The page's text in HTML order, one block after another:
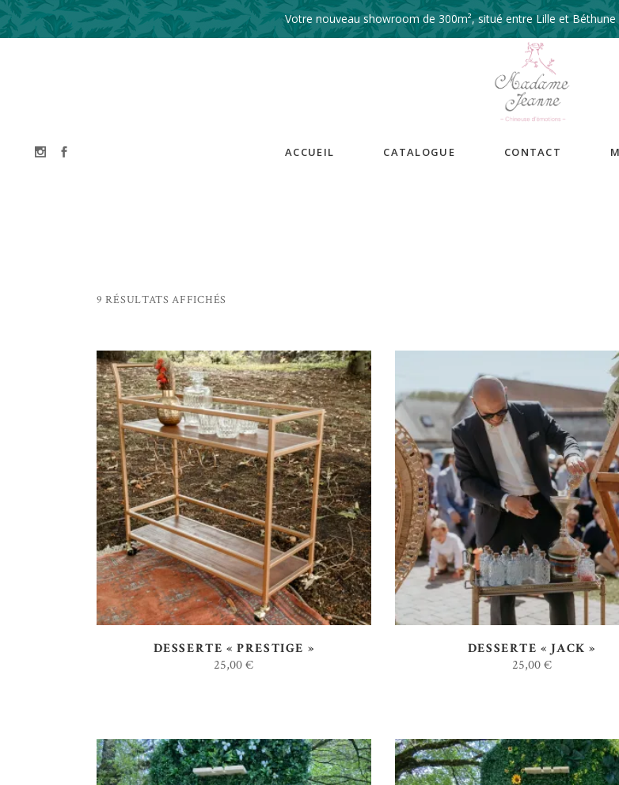
Votre nouveau showroom de 300m², situé entre Lille et Béthune
ACCUEIL CATALOGUE CONTACT
9 RÉSULTATS AFFICHÉS
AJOUTER AU DEVIS
DESSERTE « PRESTIGE »
25,00€
AJOUTER AU DEVIS
DESSERTE « JACK »
25,00€